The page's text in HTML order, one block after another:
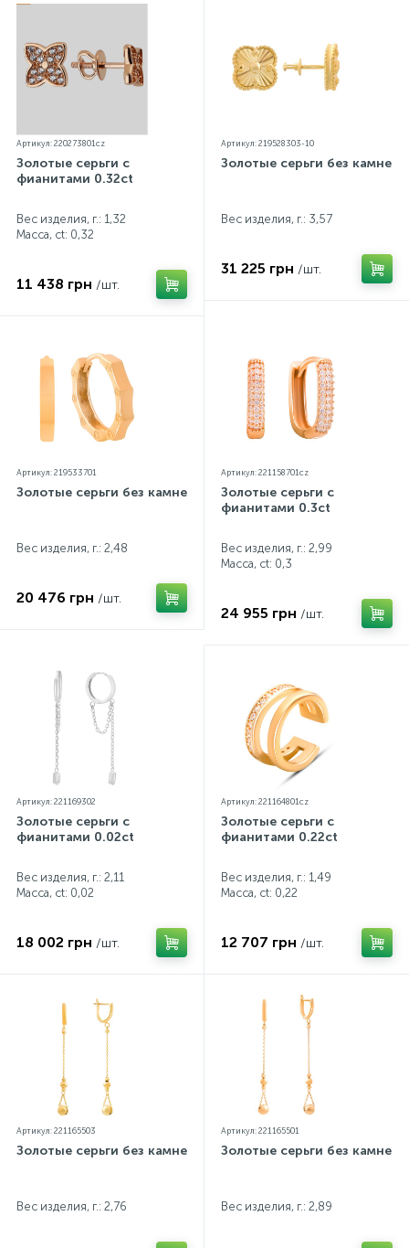
Артикул: 220273801cz
Золотые серьги с
фианитами 0.32ct
Вес изделия, г.: 1,32
Масса, ct: 0,32
11 438 грн /шт.
Артикул: 219528303-10
Золотые серьги без камней
Вес изделия, г.: 3,57
31 225 грн /шт.
Артикул: 219533701
Золотые серьги без камней
Вес изделия, г.: 2,48
20 476 грн /шт.
Артикул: 221158701cz
Золотые серьги с
фианитами 0.3ct
Вес изделия, г.: 2,99
Масса, ct: 0,3
24 955 грн /шт.
Артикул: 221169302
Золотые серьги с
фианитами 0.02ct
Вес изделия, г.: 2,11
Масса, ct: 0,02
18 002 грн /шт.
Артикул: 221164801cz
Золотые серьги с
фианитами 0.22ct
Вес изделия, г.: 1,49
Масса, ct: 0,22
12 707 грн /шт.
Артикул: 221165503
Золотые серьги без камней
Вес изделия, г.: 2,76
Артикул: 221165501
Золотые серьги без камней
Вес изделия, г.: 2,89